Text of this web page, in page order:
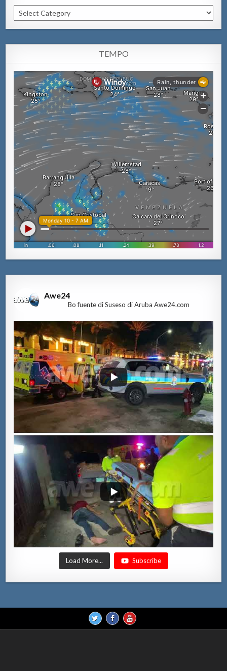
Categorianan
TEMPO
Awe24
Bo fuente di Suseso di Aruba Awe24.com
Load More... Subscribe